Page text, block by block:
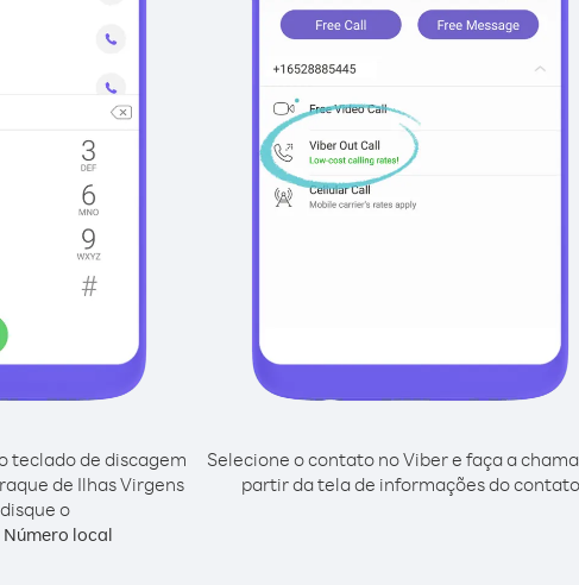
teclado de discagem
de Ilhas Virgens
o
Número local
Selecione o contato no Viber e faça a
partir da tela de informações do contato